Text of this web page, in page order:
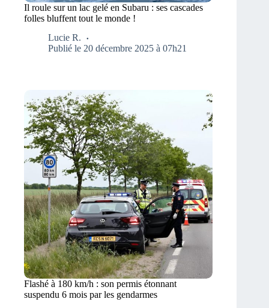
Il roule sur un lac gelé en Subaru : ses cascades
folles bluffent tout le monde !
Lucie R.
Publié le 20 décembre 2025 à 07h21
Flashé à 180 km/h : son permis étonnant
suspendu 6 mois par les gendarmes